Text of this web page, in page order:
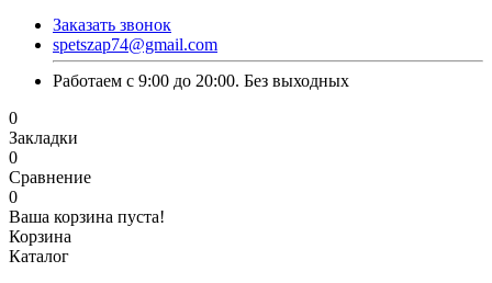
Заказать звонок
spetszap74@gmail.com
Работаем с 9:00 до 20:00. Без выходных
0
Закладки
0
Сравнение
0
Ваша корзина пуста!
Корзина
Каталог